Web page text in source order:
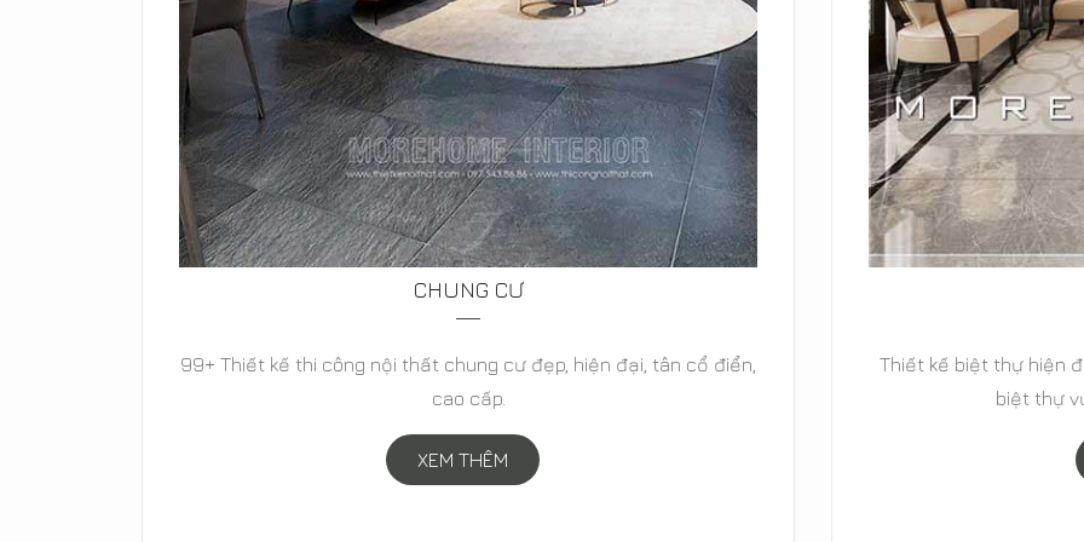
BIỆT THỰ
Thiết kế biệt thự hiện đại, biệt thự tân cổ điển, biệt thự cao cấp,
biệt thự vườn đẳng cấp- MOREHOME
XEM THÊM
29+ Mẫu thiết kế nội